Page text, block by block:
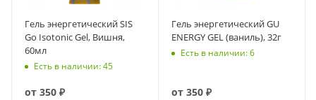
Гель энергетический SIS
Go Isotonic Gel, Вишня,
60мл
Есть в наличии: 45
от 350 ₽
Гель энергетический GU
ENERGY GEL (ваниль), 32г
Есть в наличии: 6
от 350 ₽